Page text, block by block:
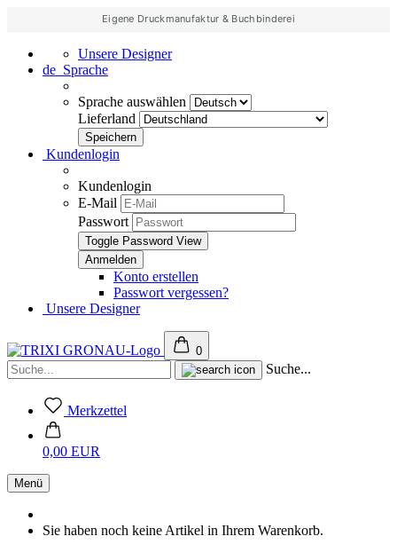
Eigene Druckmanufaktur & Buchbinderei
Unsere Designer
de Sprache
Sprache auswählen
Lieferland
Kundenlogin
Kundenlogin
E-Mail
Passwort
Toggle Password View
Konto erstellen
Passwort vergessen?
Unsere Designer
0
Suche...
Merkzettel
0,00 EUR
Menü
Sie haben noch keine Artikel in Ihrem Warenkorb.